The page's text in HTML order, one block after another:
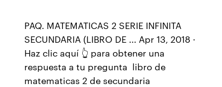
PAQ. MATEMATICAS 2 SERIE INFINITA
SECUNDARIA (LIBRO DE ... Apr 13, 2018 ·
Haz clic aquí 👆 para obtener una
respuesta a tu pregunta ️ libro de
matematicas 2 de secundaria